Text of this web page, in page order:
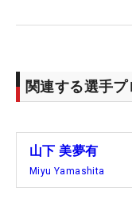
関連する選手
山下 美夢有
Miyu Yamashita